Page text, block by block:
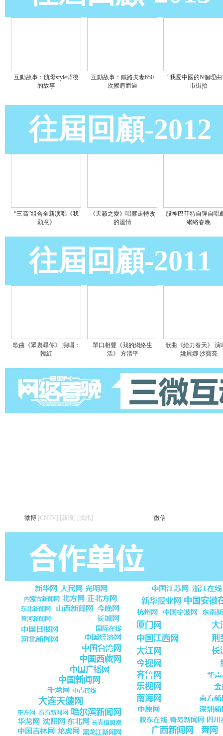
互動故事：航母style背後
的故事
互動故事：鐵路夫妻650
次擦肩而過
“我愛中國的N個理由
市街拍
往屆回顧-2012
“三高”組合全新演唱《我
願意》
《天籟之愛》唱響走轉改
的溫情
股神巴菲特自彈自唱
網絡春晚
往屆回顧-2011
歌曲《眾裏尋你》 演唱：
韓紅
單口相聲《我的網絡生
活》 方清平
歌曲《給力春天》 演
姚貝娜 沙寶亮
微博[CNTV] [新浪] [騰訊] 微信